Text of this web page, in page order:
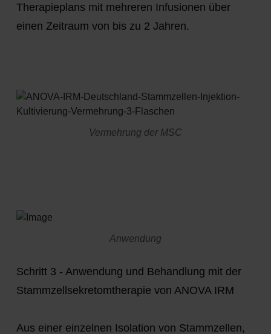
Therapieplans mit mehreren Infusionen über
einen Zeitraum von bis zu 2 Jahren.
Vermehrung der MSC
Anwendung
Schritt 3 - Anwendung und Behandlung mit der
Stammzellsekretomtherapie von ANOVA IRM
Aus einer einzelnen Isolation von Stammzellen,